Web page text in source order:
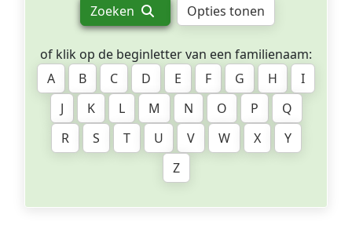
Zoeken Opties tonen
of klik op de beginletter van een familienaam:
A
B C D E F G H
I
J
K L M N O P
Q
R
S T U V W X
Y
Z